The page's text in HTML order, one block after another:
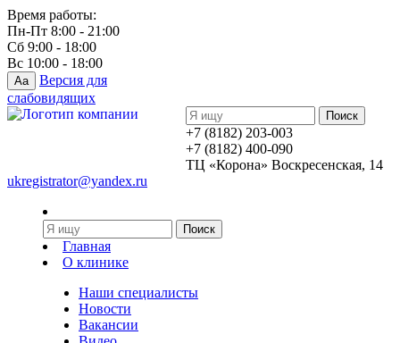
Время работы:
Пн-Пт 8:00 - 21:00
Сб 9:00 - 18:00
Вс 10:00 - 18:00
Aa
Версия для
слабовидящих
+7 (8182) 203-003
+7 (8182) 400-090
ТЦ «Корона» Воскресенская, 14
ukregistrator@yandex.ru
Главная
О клинике
Наши специалисты
Новости
Вакансии